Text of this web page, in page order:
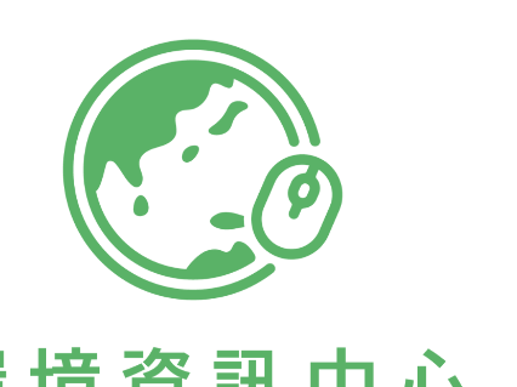
Abdul Adzis，分別介紹他們如何利用移植珊瑚的方式進行
rehabilitation），而使用的方式分別有：珊瑚插枝、有性繁殖
泰國宋卡王子大學（Prince of Songkhla University）的
時提出提醒